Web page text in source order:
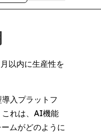
以内に生産性を
入プラットフ
これは、AI機能
ムがどのように